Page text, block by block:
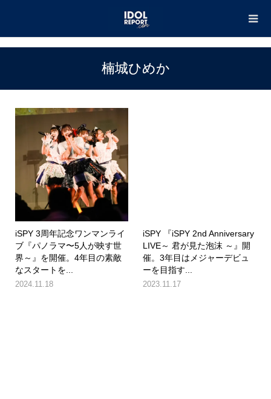
楠城ひめか
iSPY 3周年記念ワンマンライ
ブ『パノラマ〜5人が映す世
界～』を開催。4年目の素敵
なスタートを...
2024.11.18
iSPY 『iSPY 2nd Anniversary
LIVE～ 君が見た泡沫 ～』開
催。3年目はメジャーデビュ
ーを目指す...
2023.11.17